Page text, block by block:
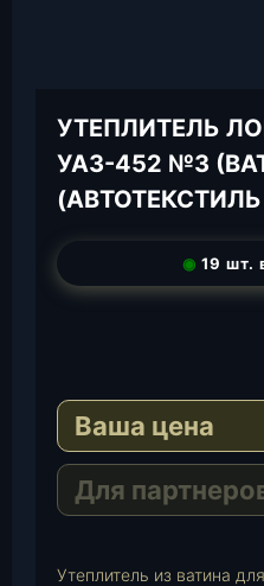
УТЕПЛИТЕЛЬ
УАЗ-452 №3
(АВТОТЕКСТИЛЬ
◉ 19 шт.
e
r
a
m
a
s
A
p
a
i
l
Ваша цена
Для
Утеплитель из ватина